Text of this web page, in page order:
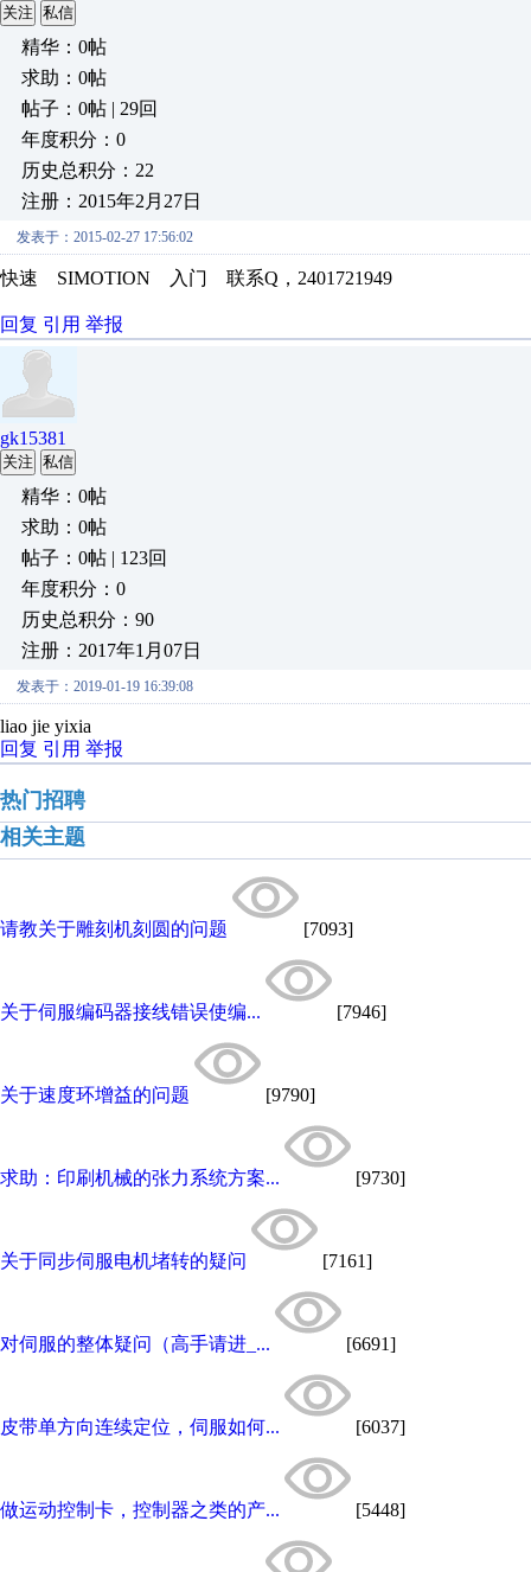
关注 私信
精华：0帖
求助：0帖
帖子：0帖 | 29回
年度积分：0
历史总积分：22
注册：2015年2月27日
发表于：2015-02-27 17:56:02
快速 SIMOTION 入门 联系Q，2401721949
回复 引用 举报
gk15381
关注 私信
精华：0帖
求助：0帖
帖子：0帖 | 123回
年度积分：0
历史总积分：90
注册：2017年1月07日
发表于：2019-01-19 16:39:08
liao jie yixia
回复 引用 举报
热门招聘
相关主题
请教关于雕刻机刻圆的问题 [7093]
关于伺服编码器接线错误使编... [7946]
关于速度环增益的问题 [9790]
求助：印刷机械的张力系统方案... [9730]
关于同步伺服电机堵转的疑问 [7161]
对伺服的整体疑问（高手请进_... [6691]
皮带单方向连续定位，伺服如何... [6037]
做运动控制卡，控制器之类的产... [5448]